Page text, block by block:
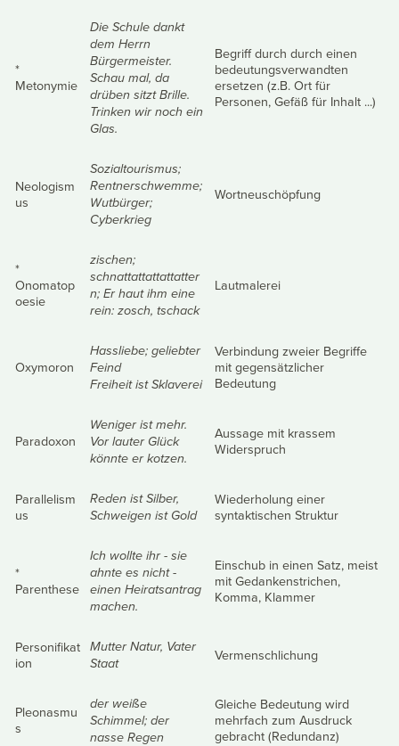
*
Metonymie
Die Schule dankt
dem Herrn
Bürgermeister.
Schau mal, da
drüben sitzt Brille.
Trinken wir noch ein
Glas.
Begriff durch durch einen
bedeutungsverwandten
ersetzen (z.B. Ort für
Personen, Gefäß für Inhalt ...)
Neologism
us
Sozialtourismus;
Rentnerschwemme;
Wutbürger;
Cyberkrieg
Wortneuschöpfung
*
Onomatop
oesie
zischen;
schnattattattattatter
n; Er haut ihm eine
rein: zosch, tschack
Lautmalerei
Oxymoron
Hassliebe; geliebter
Feind
Freiheit ist Sklaverei
Verbindung zweier Begriffe
mit gegensätzlicher
Bedeutung
Paradoxon
Weniger ist mehr.
Vor lauter Glück
könnte er kotzen.
Aussage mit krassem
Widerspruch
Parallelism
us
Reden ist Silber,
Schweigen ist Gold
Wiederholung einer
syntaktischen Struktur
*
Parenthese
Ich wollte ihr - sie
ahnte es nicht -
einen Heiratsantrag
machen.
Einschub in einen Satz, meist
mit Gedankenstrichen,
Komma, Klammer
Personifikat
ion
Mutter Natur, Vater
Staat
Vermenschlichung
Pleonasmu
s
der weiße
Schimmel; der
nasse Regen
Gleiche Bedeutung wird
mehrfach zum Ausdruck
gebracht (Redundanz)